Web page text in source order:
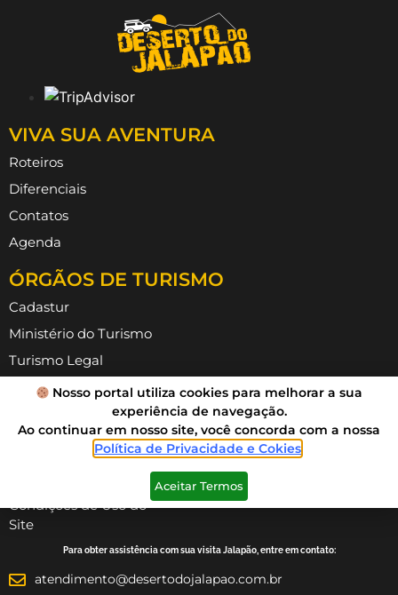
VIVA SUA AVENTURA
Roteiros
Diferenciais
Contatos
Agenda
ÓRGÃOS DE TURISMO
Cadastur
Ministério do Turismo
Turismo Legal
ABAV TO
INFORMAÇÕES
Política de Privacidade
Condições de Uso do
Site
Para obter assistência com sua visita Jalapão, entre em contato:
atendimento@desertodojalapao.com.br
Nosso portal utiliza cookies para melhorar a sua
experiência de navegação.
Ao continuar em nosso site, você concorda com a nossa
Política de Privacidade e Cokies
Aceitar Termos